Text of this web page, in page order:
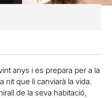
anys i es prepara per a la
nit que li canviarà la vida.
de la seva habitació,